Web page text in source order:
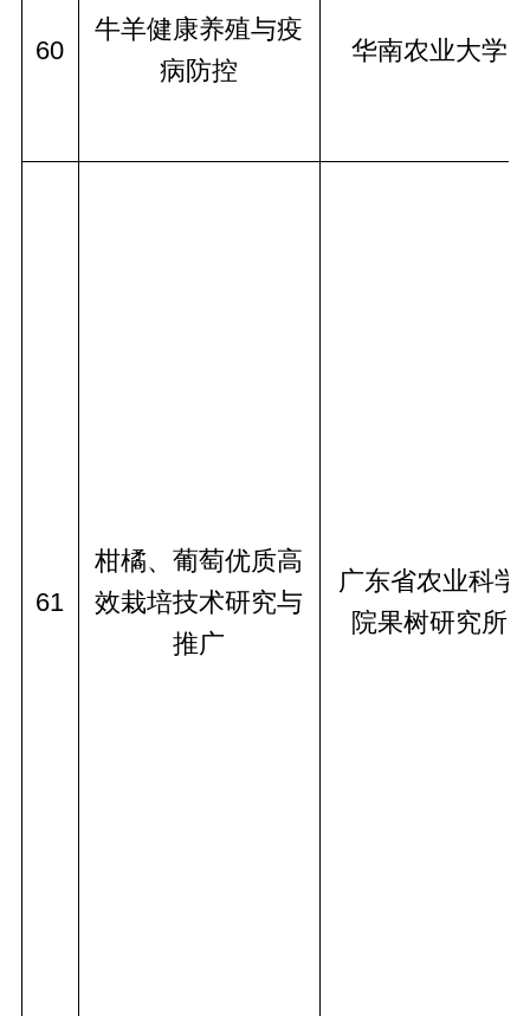
60
牛羊健康养殖与疫
病防控
华南农业大学
61
柑橘、葡萄优质高
效栽培技术研究与
推广
广东省农业科学
院果树研究所